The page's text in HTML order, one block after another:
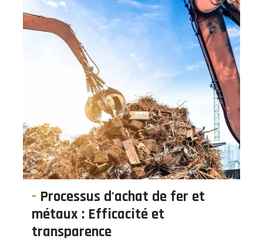
- Processus d'achat de fer et
métaux : Efficacité et
transparence